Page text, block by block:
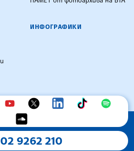
ИНФОГРАФИКИ
02 9262 210